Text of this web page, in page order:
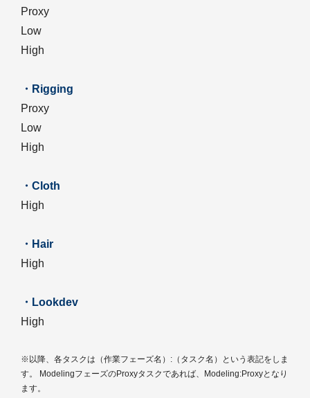
Proxy
Low
High
・Rigging
Proxy
Low
High
・Cloth
High
・Hair
High
・Lookdev
High
※以降、各タスクは（作業フェーズ名）:（タスク名）という表記をしま
す。 ModelingフェーズのProxyタスクであれば、Modeling:Proxyとなり
ます。